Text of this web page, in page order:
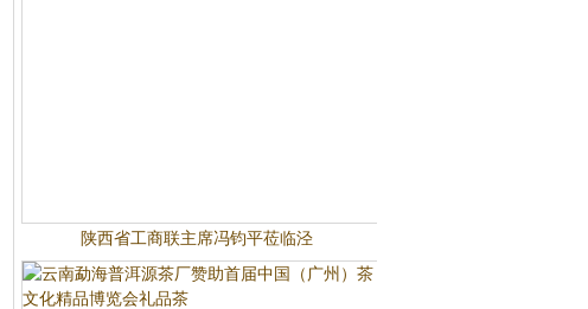
陕西省工商联主席冯钧平莅临泾